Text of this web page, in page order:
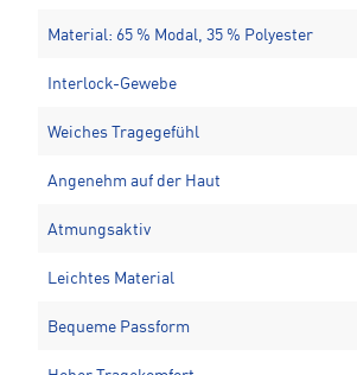
Material: 65 % Modal, 35 % Polyester
Interlock-Gewebe
Weiches Tragegefühl
Angenehm auf der Haut
Atmungsaktiv
Leichtes Material
Bequeme Passform